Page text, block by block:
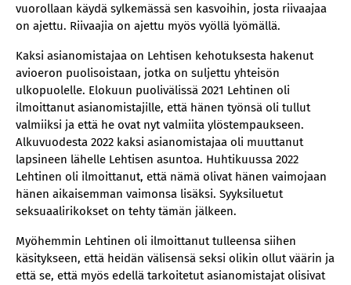
vuorollaan käydä sylkemässä sen kasvoihin, josta riivaajaa
on ajettu. Riivaajia on ajettu myös vyöllä lyömällä.
Kaksi asianomistajaa on Lehtisen kehotuksesta hakenut
avioeron puolisoistaan, jotka on suljettu yhteisön
ulkopuolelle. Elokuun puolivälissä 2021 Lehtinen oli
ilmoittanut asianomistajille, että hänen työnsä oli tullut
valmiiksi ja että he ovat nyt valmiita ylöstempaukseen.
Alkuvuodesta 2022 kaksi asianomistajaa oli muuttanut
lapsineen lähelle Lehtisen asuntoa. Huhtikuussa 2022
Lehtinen oli ilmoittanut, että nämä olivat hänen vaimojaan
hänen aikaisemman vaimonsa lisäksi. Syyksiluetut
seksuaalirikokset on tehty tämän jälkeen.
Myöhemmin Lehtinen oli ilmoittanut tulleensa siihen
käsitykseen, että heidän välisensä seksi olikin ollut väärin ja
että se, että myös edellä tarkoitetut asianomistajat olisivat